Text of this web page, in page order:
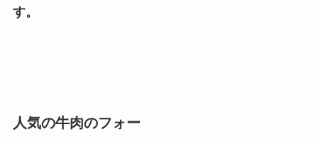
す。
人気の牛肉のフォー